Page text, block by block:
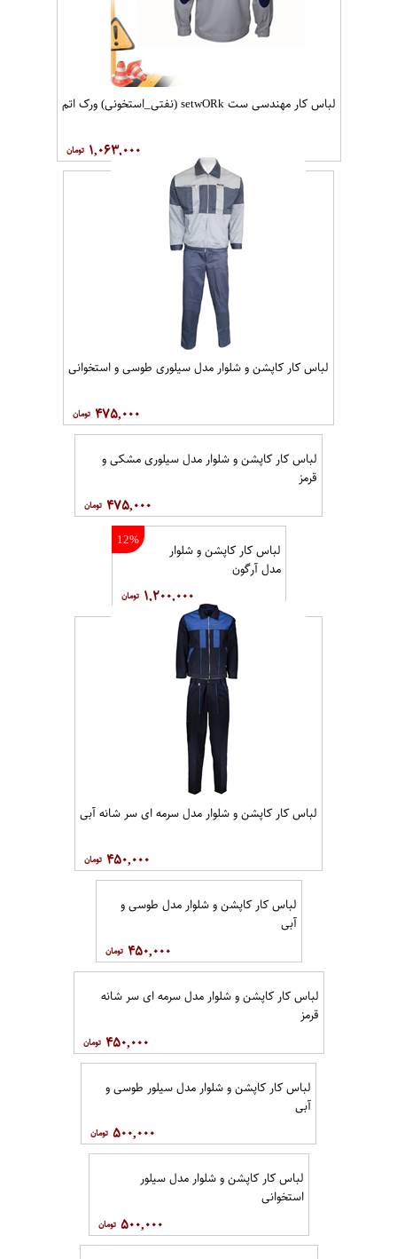
لباس کار مهندسی ست setwO​Rk (نفتی_استخونی) ورک اتم
۱,۰۶۳,۰۰۰
لباس کار کاپشن و شلوار مدل سيلوری طوسی و استخوانی
۴۷۵,۰۰۰
لباس کار کاپشن و شلوار مدل سیلوری مشکی و
قرمز
۴۷۵,۰۰۰
12%
لباس کار کاپشن و شلوار
مدل آرگون
۱,۲۰۰,۰۰۰
لباس کار کاپشن و شلوار مدل سرمه ای سر شانه آبی
۴۵۰,۰۰۰
لباس کار کاپشن و شلوار مدل طوسی و
آبی
۴۵۰,۰۰۰
لباس کار کاپشن و شلوار مدل سرمه ای سر شانه
قرمز
۴۵۰,۰۰۰
لباس کار کاپشن و شلوار مدل سیلور طوسی و
آبی
۵۰۰,۰۰۰
لباس کار کاپشن و شلوار مدل سیلور
استخوانی
۵۰۰,۰۰۰